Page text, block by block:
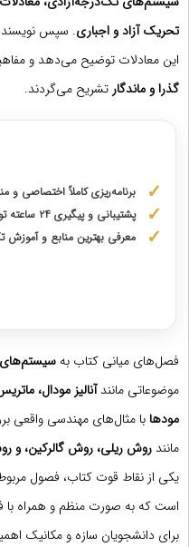
تحریک آزاد و اجباری. سپس
این معادلات توضیح می‌دهد و
گذرا و ماندگار تشریح می‌گردند.
برنامه‌ریزی کاملاً اختصاصی و
پشتیبانی و پیگیری ۲۴ ساعته توسط
معرفی بهترین منابع و
فصل‌های میانی کتاب به
موضوعاتی مانندآنالیز مودال،
مودها با مثال‌های مهندسی
مانند روش ریلی، روش گالرکین، و
یکی از نقاط قوت کتاب، فصول
است که به صورت منظم و همراه با
برای دانشجویان سازه و مکانیک